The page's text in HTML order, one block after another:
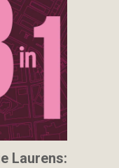
Laurens: